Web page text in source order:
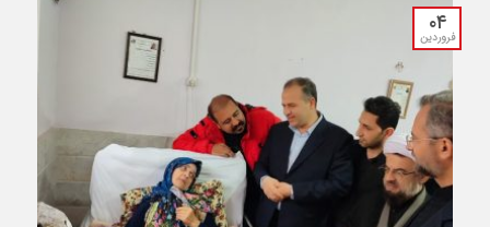
۰۴
فروردین